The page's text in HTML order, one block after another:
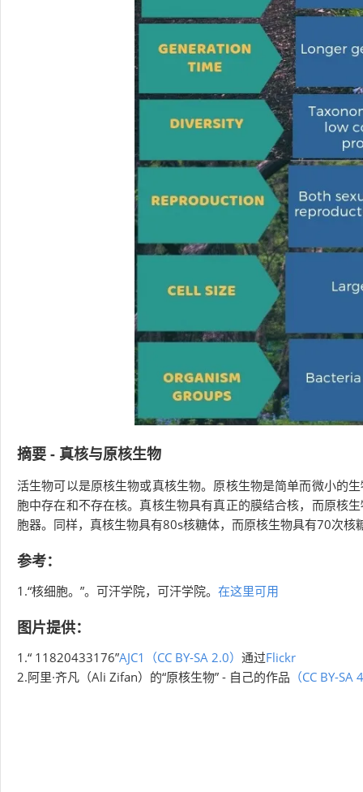
摘要 - 真核与原核生物
活生物可以是原核生物或真核生物。原核生物是简单而微小的
胞中存在和不存在核。真核生物具有真正的膜结合核，而原核
胞器。同样，真核生物具有80s核糖体，而原核生物具有70次
参考：
1.“核细胞。”。可汗学院，可汗学院。 在这里可用
图片提供：
1.“ 11820433176”AJC1 （CC BY-SA 2.0） 通过Flickr
2.阿里·齐凡（Ali Zifan）的“原核生物” - 自己的作品 （CC BY-SA